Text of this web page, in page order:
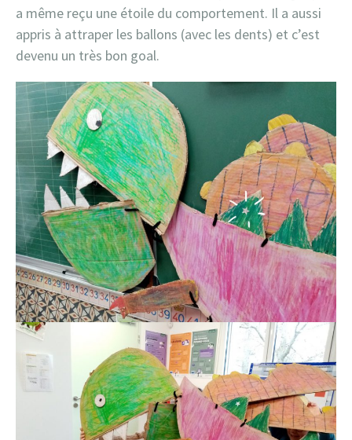
a même reçu une étoile du comportement. Il a aussi
appris à attraper les ballons (avec les dents) et c’est
devenu un très bon goal.